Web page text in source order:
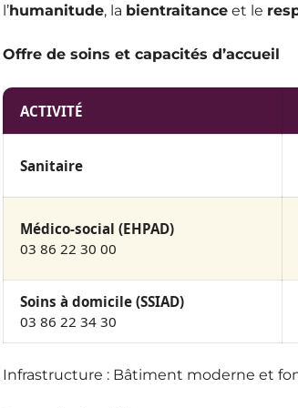
l’humanitude, la bientraitance et le
Offre de soins et capacités d’accueil
ACTIVITÉ
Sanitaire
Médico-social (EHPAD)
03 86 22 30 00
Soins à domicile (SSIAD)
03 86 22 34 30
Infrastructure : Bâtiment moderne et